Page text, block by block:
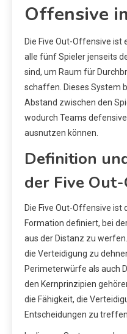
Offensive
Die Five Out-Offensive ist
alle fünf Spieler jenseits
sind, um Raum für
schaffen. Dieses System
Abstand zwischen den
wodurch Teams
ausnutzen können.
Definition
der Five
Die Five Out-Offensive ist
Formation definiert, bei
aus der Distanz zu
die Verteidigung zu
Perimeterwürfe als auch
den Kernprinzipien
die Fähigkeit, die
Entscheidungen zu treffen.